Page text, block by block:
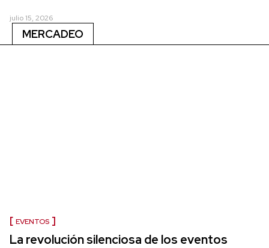
julio 15, 2026
MERCADEO
EVENTOS
La revolución silenciosa de los eventos